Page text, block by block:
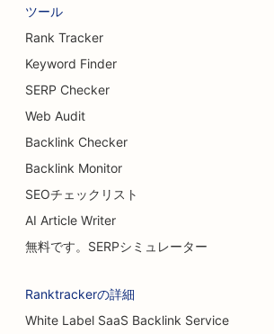
ツール
Rank Tracker
Keyword Finder
SERP Checker
Web Audit
Backlink Checker
Backlink Monitor
SEOチェックリスト
AI Article Writer
無料です。SERPシミュレーター
Ranktrackerの詳細
White Label SaaS Backlink Service